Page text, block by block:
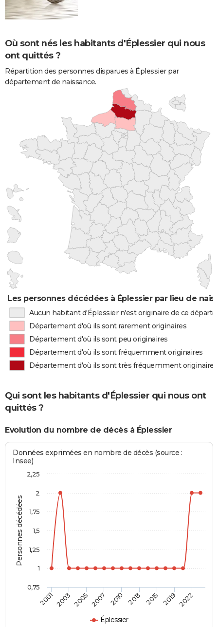
Où sont nés les habitants d'Éplessier qui nous
ont quittés ?
Répartition des personnes disparues à Éplessier par
département de naissance.
Les personnes décédées à Éplessier par lieu de
Aucun habitant d'Éplessier n'est originaire de ce
Département d'où ils sont rarement originaires
Département d'où ils sont peu originaires
Département d'où ils sont fréquemment originaires
Département d'où ils sont très fréquemment originaires
Qui sont les habitants d'Éplessier qui nous ont
quittés ?
Evolution du nombre de décès à Éplessier
Personnes décédées
Données exprimées en nombre de décès (source :
Insee)
Éplessier
2001 2003 2005 2007 2010 2013 2015 2019 2022
0,75
1
1,25
1,5
1,75
2
2,25